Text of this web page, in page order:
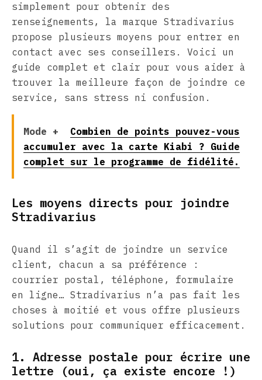
simplement pour obtenir des
renseignements, la marque Stradivarius
propose plusieurs moyens pour entrer en
contact avec ses conseillers. Voici un
guide complet et clair pour vous aider à
trouver la meilleure façon de joindre ce
service, sans stress ni confusion.
Mode +
Combien de points pouvez-vous
accumuler avec la carte Kiabi ? Guide
complet sur le programme de fidélité.
Les moyens directs pour joindre
Stradivarius
Quand il s’agit de joindre un service
client, chacun a sa préférence :
courrier postal, téléphone, formulaire
en ligne… Stradivarius n’a pas fait les
choses à moitié et vous offre plusieurs
solutions pour communiquer efficacement.
1. Adresse postale pour écrire une
lettre (oui, ça existe encore !)